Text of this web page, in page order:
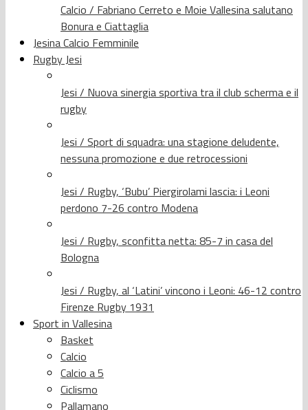
Calcio / Fabriano Cerreto e Moie Vallesina salutano
Bonura e Ciattaglia
Jesina Calcio Femminile
Rugby Jesi
Jesi / Nuova sinergia sportiva tra il club scherma e il
rugby
Jesi / Sport di squadra: una stagione deludente,
nessuna promozione e due retrocessioni
Jesi / Rugby, ‘Bubu’ Piergirolami lascia: i Leoni
perdono 7-26 contro Modena
Jesi / Rugby, sconfitta netta: 85-7 in casa del
Bologna
Jesi / Rugby, al ‘Latini’ vincono i Leoni: 46-12 contro
Firenze Rugby 1931
Sport in Vallesina
Basket
Calcio
Calcio a 5
Ciclismo
Pallamano